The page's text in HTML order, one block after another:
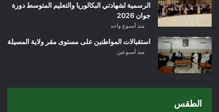
الرسمية لشهادتي البكالوريا والتعليم المتوسط دورة
جوان 2026
منذ أسبوع واحد
استقبالات المواطنين على مستوى مقر ولاية المسيلة
منذ أسبوعين
الطقس